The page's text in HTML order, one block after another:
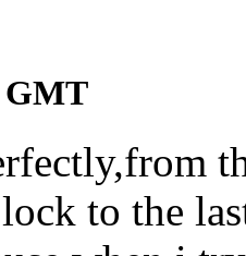
GMT
to the